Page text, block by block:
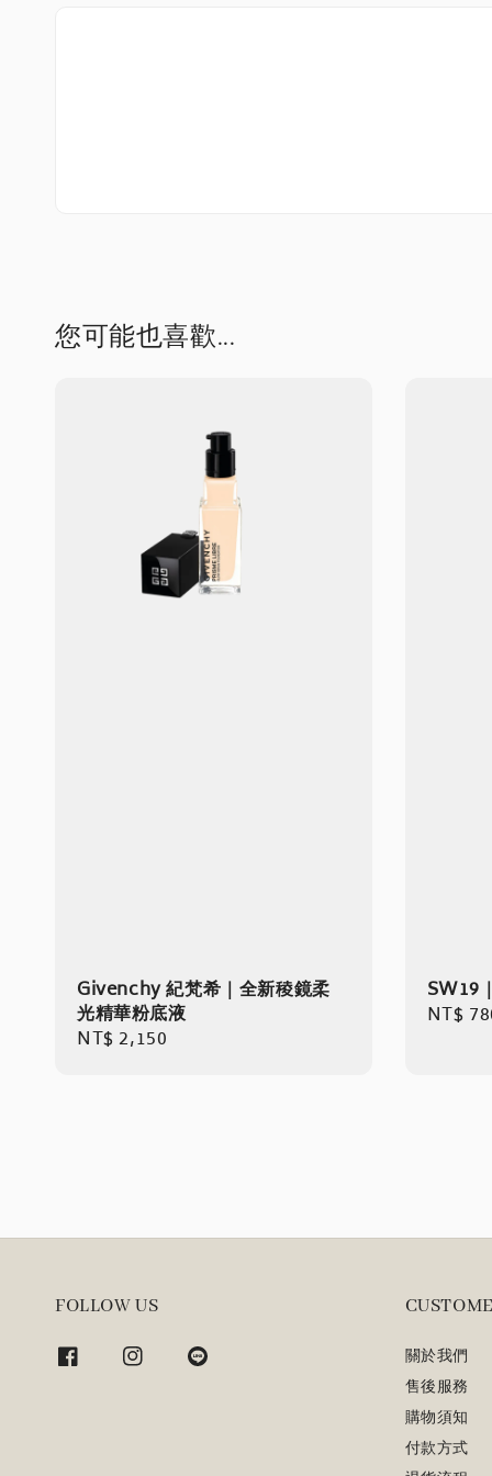
您可能也喜歡...
Givenchy 紀梵希｜全新稜鏡柔
光精華粉底液
Regular
NT$ 2,150
SW19
NT$
FOLLOW US
關於我們
售後服務
購物須知
付款方式